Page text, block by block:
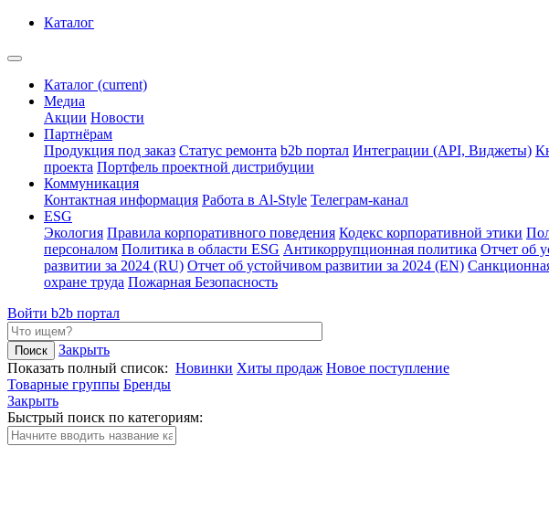
Каталог
Каталог (current)
Медиа
Акции Новости
Партнёрам
Продукция под заказ Статус ремонта b2b портал Интеграции (API, Виджеты)
проекта Портфель проектной дистрибуции
Коммуникация
Контактная информация Работа в Al-Style Телеграм-канал
ESG
Экология Правила корпоративного поведения Кодекс корпоративной этики
персоналом Политика в области ESG Антикоррупционная политика Отчет об
развитии за 2024 (RU) Отчет об устойчивом развитии за 2024 (EN)
охране труда Пожарная Безопасность
Войти b2b портал
Закрыть
Показать полный список: Новинки Хиты продаж Новое поступление
Товарные группы Бренды
Закрыть
Быстрый поиск по категориям: